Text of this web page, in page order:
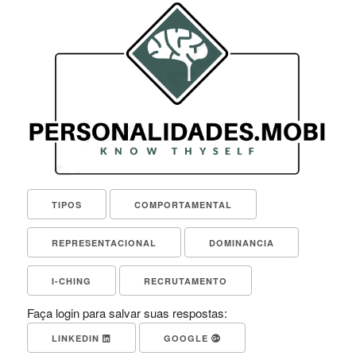
TIPOS COMPORTAMENTAL
REPRESENTACIONAL DOMINANCIA
I-CHING RECRUTAMENTO
Faça login para salvar suas respostas:
LINKEDIN GOOGLE